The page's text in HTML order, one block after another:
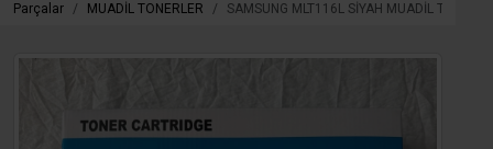
Parçalar MUADİL TONERLER SAMSUNG MLT116L SİYAH MUADİL TONER